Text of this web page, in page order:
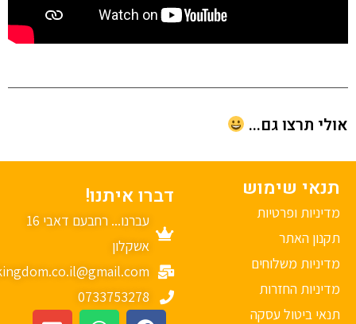
תרצו גם...
שימוש
ופרטיות
האתר
משלוחים
החזרות
ביטול עסקה
דברו איתנו!
עברנו... רחבעם דאבי 16
אשקלון
mykingdom.co.il@gmail.com
0733753278